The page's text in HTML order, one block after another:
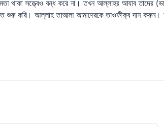
থাকা সত্ত্বেও বন্ধ করে না। তখন আল্লাহর আযাব
শুরু করি। আল্লাহ তাআলা আমাদেরকে তাওফীক্ব দান করুন।